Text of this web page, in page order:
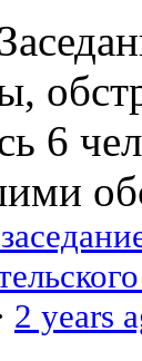
6
2 years